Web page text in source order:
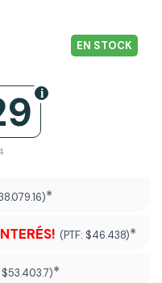
EN STOCK
*
(PTF: $46.438)*
$53.403.7)*